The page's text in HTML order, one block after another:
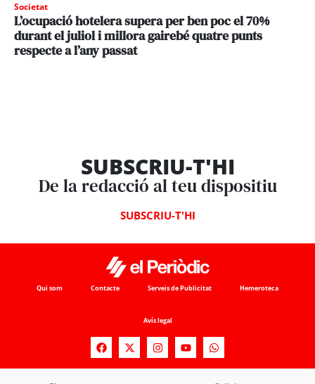
Societat
L’ocupació hotelera supera per ben poc el 70%
durant el juliol i millora gairebé quatre punts
respecte a l’any passat
SUBSCRIU-T'HI
De la redacció al teu dispositiu
SUBSCRIU-T'HI
Qui som Contacte Serveis de Publicitat Hemeroteca
Avís legal